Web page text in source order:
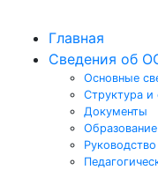
Главная
Сведения об
Основные
Структура и
Документы
Образование
Руководство